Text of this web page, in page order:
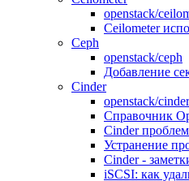
openstack/
Ceilometer
Ceph
openstack/ceph
Добавление
Cinder
openstack/cinder
Справочник
Cinder
Устранение
Cinder -
iSCSI: как